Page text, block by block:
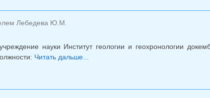
Лебедева Ю.М.
науки Институт геологии и геохронологии
Читать дальше...